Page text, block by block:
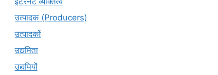
उत्पादक (Producers)
उत्पादकों
उद्यमिता
उद्यमियों